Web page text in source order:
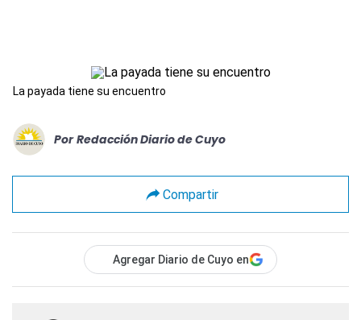
La payada tiene su encuentro
Por Redacción Diario de Cuyo
Compartir
Agregar Diario de Cuyo en